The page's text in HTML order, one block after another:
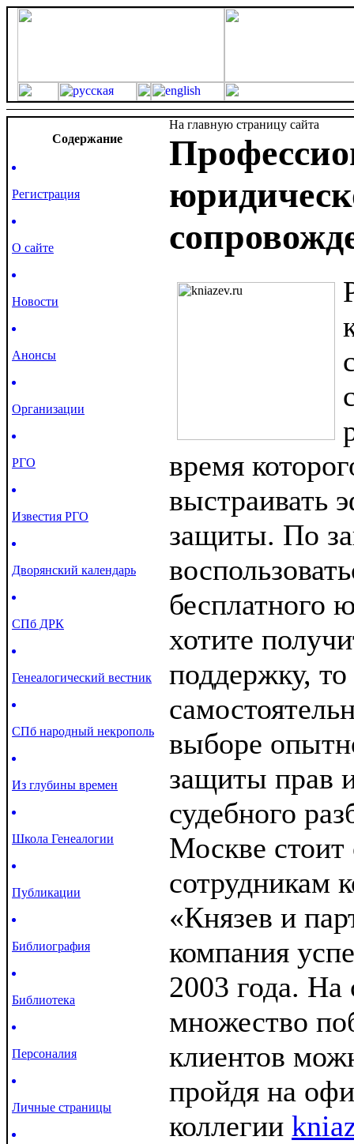
Cодержание
Регистрация
О сайте
Новости
Анонсы
Организации
РГО
Известия РГО
Дворянский календарь
СПб ДРК
Генеалогический вестник
СПб народный некрополь
Из глубины времен
Школа Генеалогии
Публикации
Библиография
Библиотека
Персоналия
Личные страницы
На главную страницу сайта
время
выстраивать
защиты. По
бесплатного
хотите
поддержку,
выборе
защиты прав
судебного
Москве стоит
сотрудникам
«Князев и
компания
2003 года. На
множество
клиентов
пройдя на
коллегии